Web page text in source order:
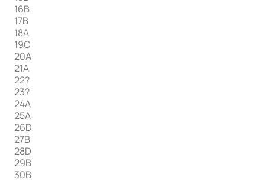
16B
17B
18A
19C
20A
21A
22?
23?
24A
25A
26D
27B
28D
29B
30B